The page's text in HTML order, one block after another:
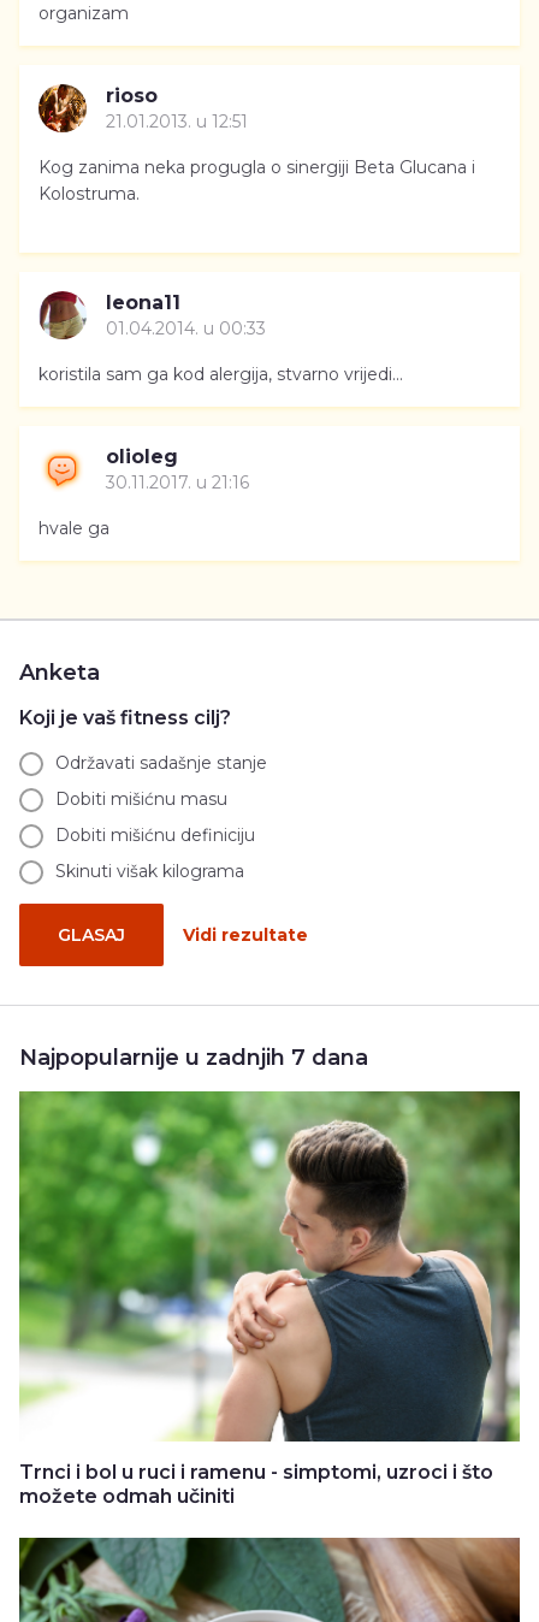
organizam
rioso
21.01.2013. u 12:51
Kog zanima neka progugla o sinergiji Beta Glucana i
Kolostruma.
leona11
01.04.2014. u 00:33
koristila sam ga kod alergija, stvarno vrijedi...
olioleg
30.11.2017. u 21:16
hvale ga
Anketa
Koji je vaš fitness cilj?
Održavati sadašnje stanje
Dobiti mišićnu masu
Dobiti mišićnu definiciju
Skinuti višak kilograma
GLASAJ Vidi rezultate
Najpopularnije u zadnjih 7 dana
Trnci i bol u ruci i ramenu - simptomi, uzroci i što
možete odmah učiniti